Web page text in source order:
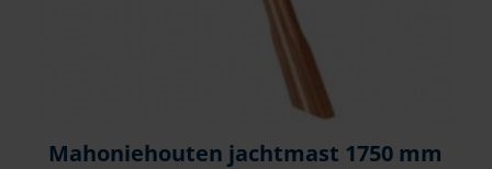
Mahoniehouten jachtmast 1750 mm